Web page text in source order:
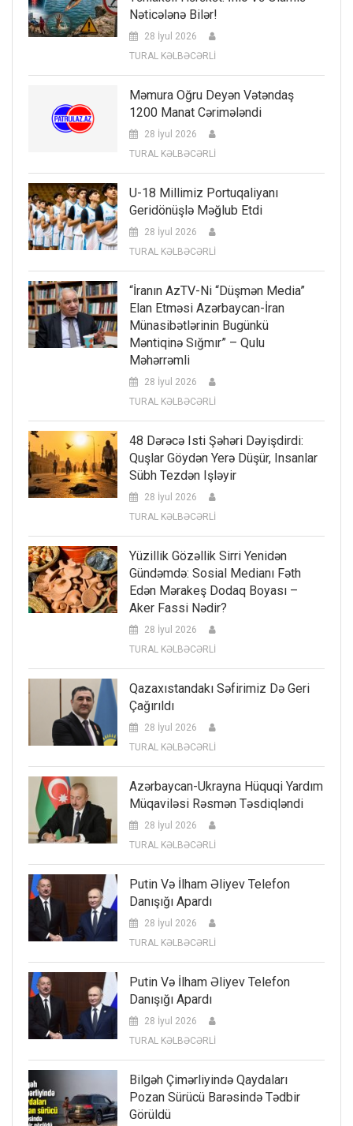
Nəticələnə Bilər!
28 İyul 2026
TURAL KƏLBƏCƏRLİ
Məmura Oğru Deyən Vətəndaş
1200 Manat Cərimələndi
28 İyul 2026
TURAL KƏLBƏCƏRLİ
U-18 Millimiz Portuqaliyanı
Geridönüşlə Məğlub Etdi
28 İyul 2026
TURAL KƏLBƏCƏRLİ
“İranın AzTV-Ni “düşmən Media”
Elan Etməsi Azərbaycan-İran
Münasibətlərinin Bugünkü
Məntiqinə Sığmır” – Qulu
Məhərrəmli
28 İyul 2026
TURAL KƏLBƏCƏRLİ
48 Dərəcə Isti Şəhəri Dəyişdirdi:
Quşlar Göydən Yerə Düşür, Insanlar
Sübh Tezdən Işləyir
28 İyul 2026
TURAL KƏLBƏCƏRLİ
Yüzillik Gözəllik Sirri Yenidən
Gündəmdə: Sosial Medianı Fəth
Edən Mərakeş Dodaq Boyası –
Aker Fassi Nədir?
28 İyul 2026
TURAL KƏLBƏCƏRLİ
Qazaxıstandakı Səfirimiz Də Geri
Çağırıldı
28 İyul 2026
TURAL KƏLBƏCƏRLİ
Azərbaycan-Ukrayna Hüquqi Yardım
Müqaviləsi Rəsmən Təsdiqləndi
28 İyul 2026
TURAL KƏLBƏCƏRLİ
Putin Və İlham Əliyev Telefon
Danışığı Apardı
28 İyul 2026
TURAL KƏLBƏCƏRLİ
Putin Və İlham Əliyev Telefon
Danışığı Apardı
28 İyul 2026
TURAL KƏLBƏCƏRLİ
Bilgəh Çimərliyində Qaydaları
Pozan Sürücü Barəsində Tədbir
Görüldü